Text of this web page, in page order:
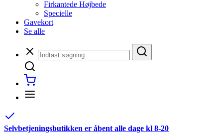
Firkantede Højbede
Specielle
Gavekort
Se alle
Selvbetjeningsbutikken er åbent alle dage kl 8-20